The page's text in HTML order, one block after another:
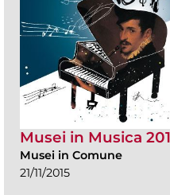
Musei in Musica
Musei in Comune
21/11/2015